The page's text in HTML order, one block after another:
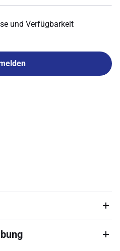
und Verfügbarkeit